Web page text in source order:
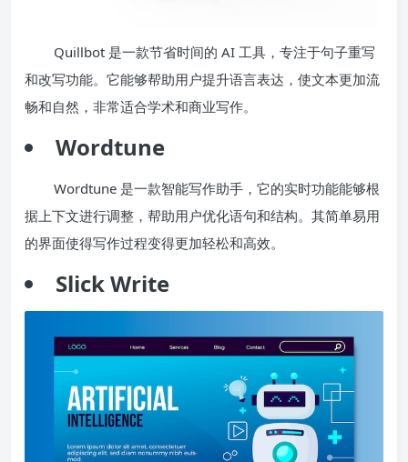
Quillbot 是一款节省时间的 AI 工具，专注于句子重写
和改写功能。它能够帮助用户提升语言表达，使文本更加流
畅和自然，非常适合学术和商业写作。
Wordtune
Wordtune 是一款智能写作助手，它的实时功能能够根
据上下文进行调整，帮助用户优化语句和结构。其简单易用
的界面使得写作过程变得更加轻松和高效。
Slick Write